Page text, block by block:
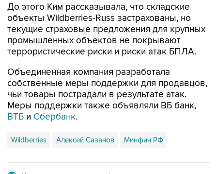
До этого Ким рассказывала, что складские
объекты Wildberries-Russ застрахованы, но
текущие страховые предложения для крупных
промышленных объектов не покрывают
террористические риски и риски атак БПЛА.
Объединенная компания разработала
собственные меры поддержки для продавцов,
чьи товары пострадали в результате атак.
Меры поддержки также объявляли ВБ банк,
ВТБ и Сбербанк.
Wildberries Алексей Сазанов Минфин РФ